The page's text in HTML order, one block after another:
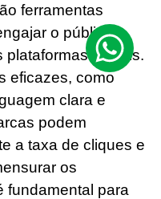
ferramentas
o público e
plataformas digitais.
eficazes, como
clara e
podem
a taxa de cliques e
os
fundamental para